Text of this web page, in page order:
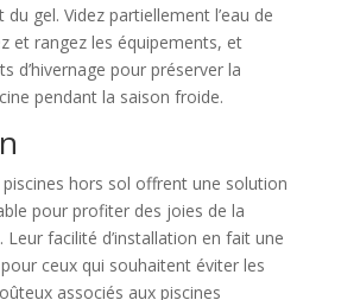
gel. Videz partiellement l’eau de
et rangez les équipements, et
d’hivernage pour préserver la
pendant la saison froide.
piscines hors sol offrent une solution
pour profiter des joies de la
Leur facilité d’installation en fait une
ceux qui souhaitent éviter les
associés aux piscines